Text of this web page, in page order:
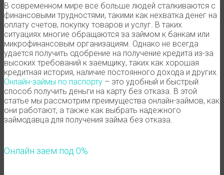
В современном мире все больше людей сталкиваются с
финансовыми трудностями, такими как нехватка денег на
оплату счетов, покупку товаров и услуг. В таких
ситуациях многие обращаются за займом к банкам или
микрофинансовым организациям. Однако не всегда
удается получить одобрение на получение кредита из-за
высоких требований к заемщику, таких как хорошая
кредитная история, наличие постоянного дохода и других.
Онлайн-займы по паспорту – это удобный и быстрый
способ получить деньги на карту без отказа. В этой
статье мы рассмотрим преимущества онлайн-займов, как
они работают, а также как выбрать надежного
займодавца для получения займа без отказа.
Онлайн заем под 0%